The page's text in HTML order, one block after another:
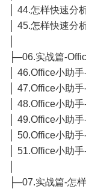
│ 44.怎样快速分
│ 45.怎样快速分
├─06.实战篇-
│ 46.Office小助
│ 47.Office小助
│ 48.Office小助
│ 49.Office小助
│ 50.Office小助
│ 51.Office小助
├─07.实战篇-怎